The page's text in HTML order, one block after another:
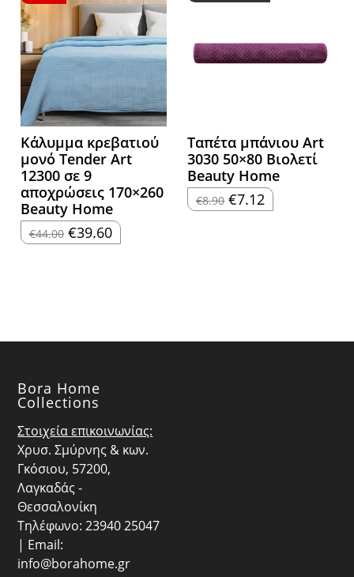
Κάλυμμα κρεβατιού
μονό Tender Art
12300 σε 9
αποχρώσεις 170×260
Beauty Home
€44.00 Original
price
€39.60Η
τρέχουσα
Ταπέτα μπάνιου Art
3030 50×80 Βιολετί
Beauty Home
€8.90 Original
price
€7.12 Η
τρέχουσα
Bora Home
Collections
Στοιχεία επικοινωνίας:
Χρυσ. Σμύρνης & κων.
Γκόσιου, 57200,
Λαγκαδάς -
Θεσσαλονίκη
Τηλέφωνο: 23940 25047
| Email:
info@borahome.gr